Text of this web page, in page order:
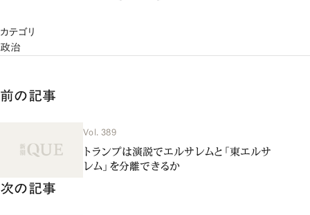
カテゴリ
政治
前の記事
Vol. 389
トランプは演説でエルサレムと「東エルサ
レム」を分離できるか
次の記事